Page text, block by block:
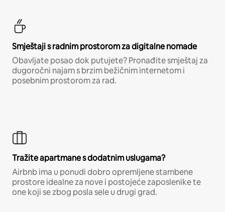
Smještaji s radnim prostorom za digitalne nomade
Obavljate posao dok putujete? Pronađite smještaj za
dugoročni najam s brzim bežičnim internetom i
posebnim prostorom za rad.
Tražite apartmane s dodatnim uslugama?
Airbnb ima u ponudi dobro opremljene stambene
prostore idealne za nove i postojeće zaposlenike te
one koji se zbog posla sele u drugi grad.